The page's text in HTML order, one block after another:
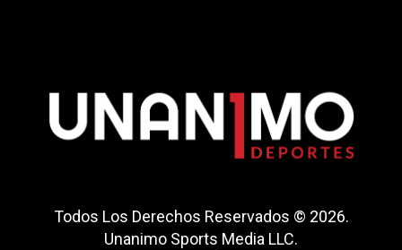
Todos Los Derechos Reservados © 2026.
Unanimo Sports Media LLC.